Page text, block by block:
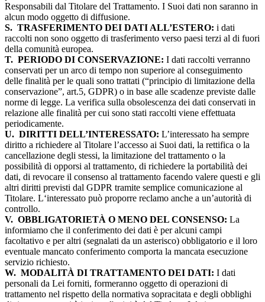
Responsabili dal Titolare del Trattamento. I Suoi dati non saranno in
alcun modo oggetto di diffusione.
S. TRASFERIMENTO DEI DATI ALL’ESTERO: i dati
raccolti non sono oggetto di trasferimento verso paesi terzi al di fuori
della comunità europea.
T. PERIODO DI CONSERVAZIONE: I dati raccolti verranno
conservati per un arco di tempo non superiore al conseguimento
delle finalità per le quali sono trattati (“principio di limitazione della
conservazione”, art.5, GDPR) o in base alle scadenze previste dalle
norme di legge. La verifica sulla obsolescenza dei dati conservati in
relazione alle finalità per cui sono stati raccolti viene effettuata
periodicamente.
U. DIRITTI DELL’INTERESSATO: L’interessato ha sempre
diritto a richiedere al Titolare l’accesso ai Suoi dati, la rettifica o la
cancellazione degli stessi, la limitazione del trattamento o la
possibilità di opporsi al trattamento, di richiedere la portabilità dei
dati, di revocare il consenso al trattamento facendo valere questi e gli
altri diritti previsti dal GDPR tramite semplice comunicazione al
Titolare. L‘interessato può proporre reclamo anche a un’autorità di
controllo.
V. OBBLIGATORIETÀ O MENO DEL CONSENSO: La
informiamo che il conferimento dei dati è per alcuni campi
facoltativo e per altri (segnalati da un asterisco) obbligatorio e il loro
eventuale mancato conferimento comporta la mancata esecuzione
servizio richiesto.
W. MODALITÀ DI TRATTAMENTO DEI DATI: I dati
personali da Lei forniti, formeranno oggetto di operazioni di
trattamento nel rispetto della normativa sopracitata e degli obblighi